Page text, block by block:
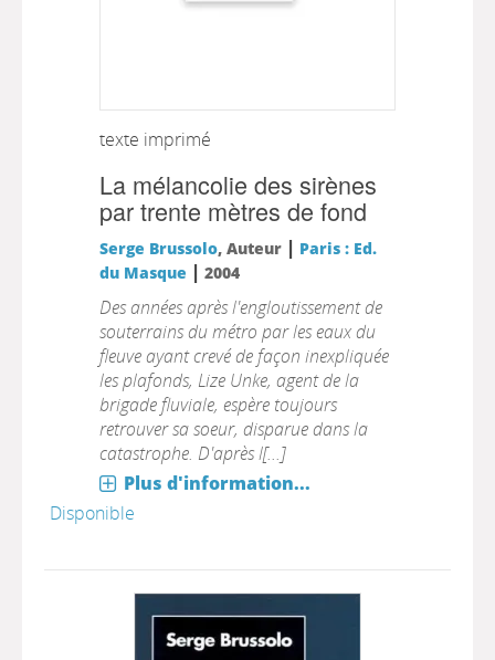
texte imprimé
La mélancolie des sirènes
par trente mètres de fond
Serge Brussolo, Auteur | Paris : Ed.
du Masque | 2004
Des années après l'engloutissement de
souterrains du métro par les eaux du
fleuve ayant crevé de façon inexpliquée
les plafonds, Lize Unke, agent de la
brigade fluviale, espère toujours
retrouver sa soeur, disparue dans la
catastrophe. D'après l[...]
Plus d'information...
Disponible